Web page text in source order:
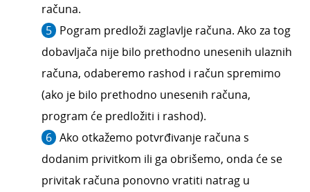
računa.
Pogram predloži zaglavlje računa. Ako za tog
dobavljača nije bilo prethodno unesenih ulaznih
računa, odaberemo rashod i račun spremimo
(ako je bilo prethodno unesenih računa,
program će predložiti i rashod).
Ako otkažemo potvrđivanje računa s
dodanim privitkom ili ga obrišemo, onda će se
privitak računa ponovno vratiti natrag u